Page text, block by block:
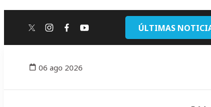
twitterinstagram
facebook
youtube ÚLTIMAS
06 ago 2026